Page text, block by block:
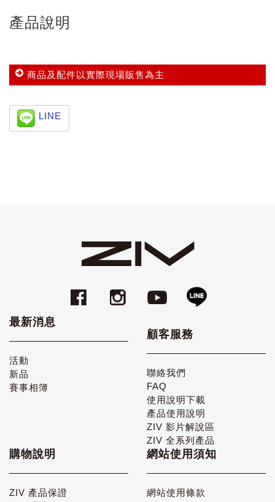
產品說明
商品及配件以實際現場販售為主
LINE
最新消息
活動
新品
賽事相簿
顧客服務
聯絡我們
FAQ
使用說明下載
產品使用說明
ZIV 影片解說區
ZIV 全系列產品
購物說明
ZIV 產品保證
網站使用須知
網站使用條款